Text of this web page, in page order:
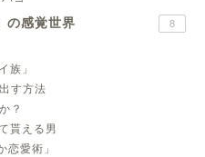
の感覚世界 8
族」
す方法
？
貰える男
恋愛術」